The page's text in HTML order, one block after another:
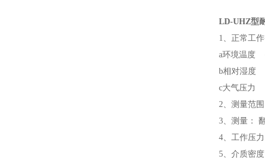
LD-UHZ型
1、正常
a环境温度
b相对湿度
c大气压力
2、测量范
3、测量：
4、工作压
5、介质密